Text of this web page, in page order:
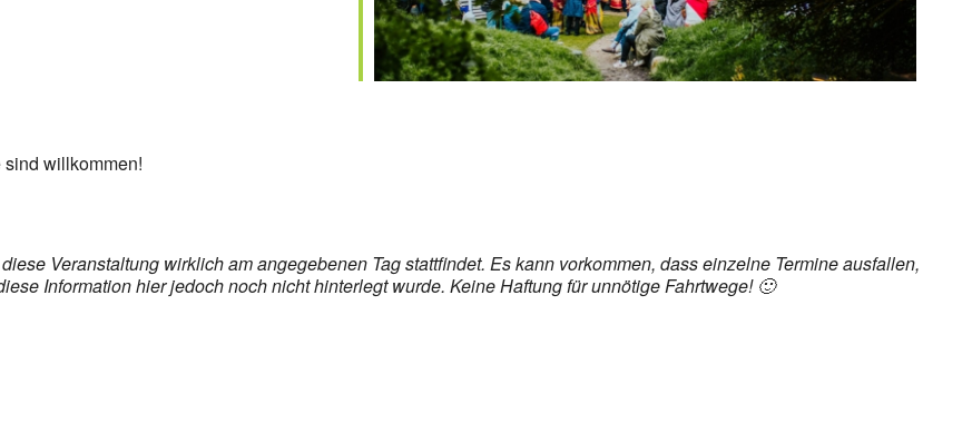
willkommen!
Veranstaltung wirklich am angegebenen Tag stattfindet. Es kann vorkommen, dass einzelne Termine ausfallen,
Information hier jedoch noch nicht hinterlegt wurde. Keine Haftung für unnötige Fahrtwege! 🙂